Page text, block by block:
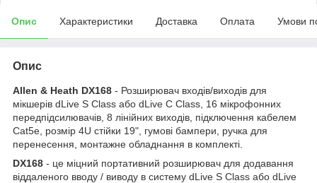
Опис Характеристики Доставка Оплата Умови
Опис
Allen & Heath DX168 - Розширювач входів/виходів для
мікшерів dLive S Class або dLive C Class, 16 мікрофонних
передпідсилювачів, 8 лінійних виходів, підключення кабелем
Cat5e, розмір 4U стійки 19", гумові бампери, ручка для
перенесення, монтажне обладнання в комплекті.
DX168 - це міцний портативний розширювач для додавання
віддаленого вводу / виводу в систему dLive S Class або dLive